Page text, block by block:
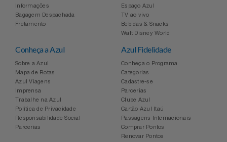
Informações
Bagagem Despachada
Fretamento
Espaço Azul
TV ao vivo
Bebidas & Snacks
Walt Disney World
Conheça a Azul
Sobre a Azul
Mapa de Rotas
Azul Viagens
Imprensa
Trabalhe na Azul
Política de Privacidade
Responsabilidade Social
Parcerias
Azul Fidelidade
Conheça o Programa
Categorias
Cadastre-se
Parcerias
Clube Azul
Cartão Azul Itaú
Passagens Internacionais
Comprar Pontos
Renovar Pontos